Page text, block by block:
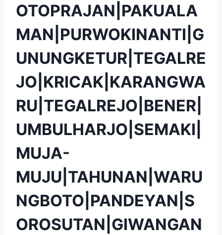
OTOPRAJAN|PAKUALA
MAN|PURWOKINANTI|G
UNUNGKETUR|TEGALRE
JO|KRICAK|KARANGWA
RU|TEGALREJO|BENER|
UMBULHARJO|SEMAKI|
MUJA-
MUJU|TAHUNAN|WARU
NGBOTO|PANDEYAN|S
OROSUTAN|GIWANGAN